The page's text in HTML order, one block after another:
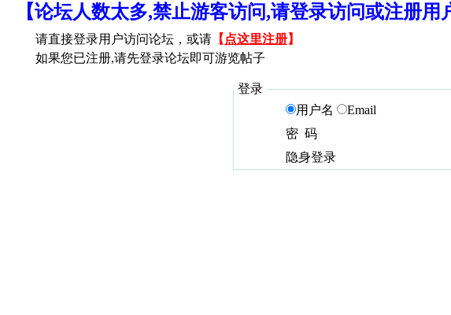
【论坛人数太多,禁止游客访问,请登录访问或注册
请直接登录用户访问论坛，或请 【 点这里注册】
如果您已注册,请先登录论坛即可游览帖子
登录
用户名
Email
密 码
隐身登录